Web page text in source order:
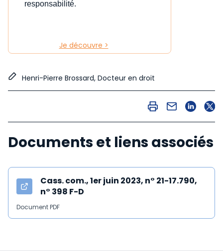
responsabilité.
Je découvre >
Henri-Pierre Brossard, Docteur en droit
Documents et liens associés
Cass. com., 1er juin 2023, n° 21-17.790,
n° 398 F-D
Document PDF